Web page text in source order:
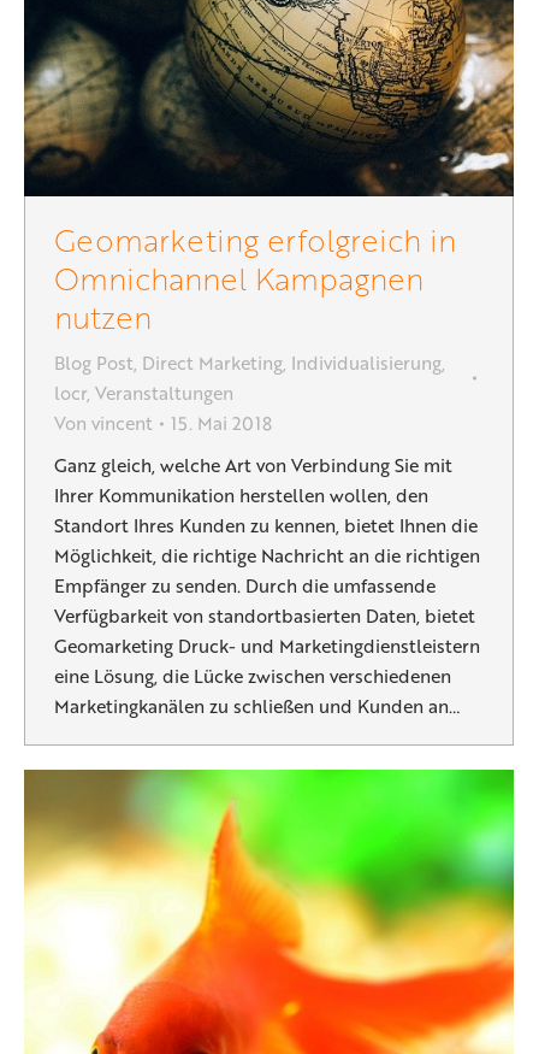
Geomarketing erfolgreich in
Omnichannel Kampagnen
nutzen
Blog Post, Direct Marketing, Individualisierung,
locr, Veranstaltungen
Von vincent
15. Mai 2018
Ganz gleich, welche Art von Verbindung Sie mit
Ihrer Kommunikation herstellen wollen, den
Standort Ihres Kunden zu kennen, bietet Ihnen die
Möglichkeit, die richtige Nachricht an die richtigen
Empfänger zu senden. Durch die umfassende
Verfügbarkeit von standortbasierten Daten, bietet
Geomarketing Druck- und Marketingdienstleistern
eine Lösung, die Lücke zwischen verschiedenen
Marketingkanälen zu schließen und Kunden an…